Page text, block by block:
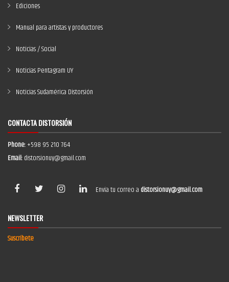
Ediciones
Manual para artistas y productores
Noticias / Social
Noticias Pentagram UY
Noticias Sudamérica Distorsión
CONTACTA DISTORSIÓN
Phone:+598 95 210 764
Email:distorsionuy@gmail.com
Envía tu correo a distorsionuy@gmail.com
NEWSLETTER
Suscríbete